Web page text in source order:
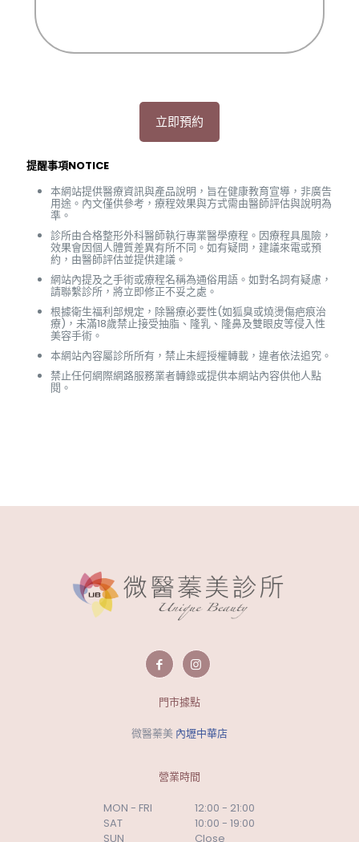
立即預約
提醒事項NOTICE
本網站提供醫療資訊與產品說明，旨在健康教育宣導，非廣告
用途。內文僅供參考，療程效果與方式需由醫師評估與說明為
準。
診所由合格整形外科醫師執行專業醫學療程。因療程具風險，
效果會因個人體質差異有所不同。如有疑問，建議來電或預
約，由醫師評估並提供建議。
網站內提及之手術或療程名稱為通俗用語。如對名詞有疑慮，
請聯繫診所，將立即修正不妥之處。
根據衛生福利部規定，除醫療必要性(如狐臭或燒燙傷疤痕治
療)，未滿18歲禁止接受抽脂、隆乳、隆鼻及雙眼皮等侵入性
美容手術。
本網站內容屬診所所有，禁止未經授權轉載，違者依法追究。
禁止任何網際網路服務業者轉錄或提供本網站內容供他人點
閱。
門市據點
微醫蓁美 內壢中華店
營業時間
MON - FRI
12:00 - 21:00
SAT
10:00 - 19:00
SUN
Close